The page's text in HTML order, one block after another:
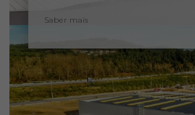
Saber mais